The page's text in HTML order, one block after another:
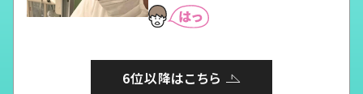
6位以降はこちら